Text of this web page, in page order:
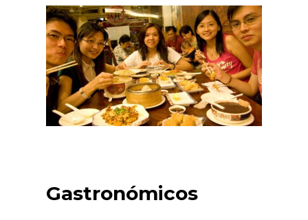
Gastronómicos